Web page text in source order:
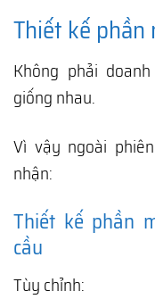
Thiết kế
Không phải
giống nhau.
Vì vậy ngoài
nhận:
Thiết kế phần
cầu
Tùy chỉnh: